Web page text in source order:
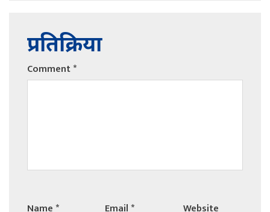
प्रतिक्रिया
Comment*
Name* Email* Website